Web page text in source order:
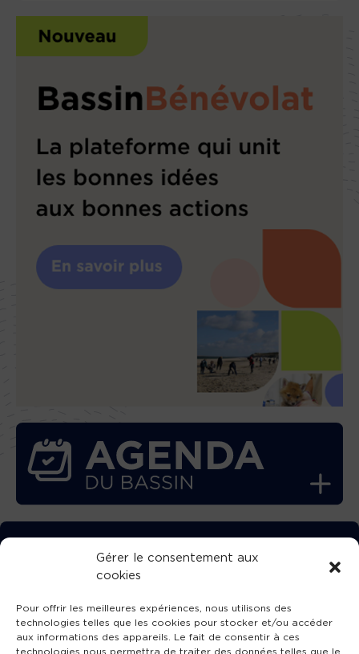
Gérer le consentement aux
cookies
Pour offrir les meilleures expériences, nous utilisons des
technologies telles que les cookies pour stocker et/ou accéder
aux informations des appareils. Le fait de consentir à ces
technologies nous permettra de traiter des données telles que le
TÉLÉCHARGEZ GRATUITEMENT
L’APPLICATION TVBA !